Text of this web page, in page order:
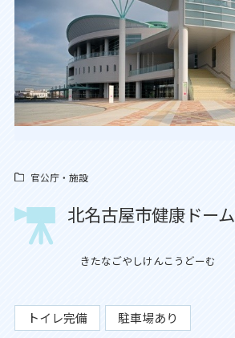
官公庁・施設
北名古屋市健康ドーム
きたなごやしけんこうどーむ
トイレ完備 駐車場あり